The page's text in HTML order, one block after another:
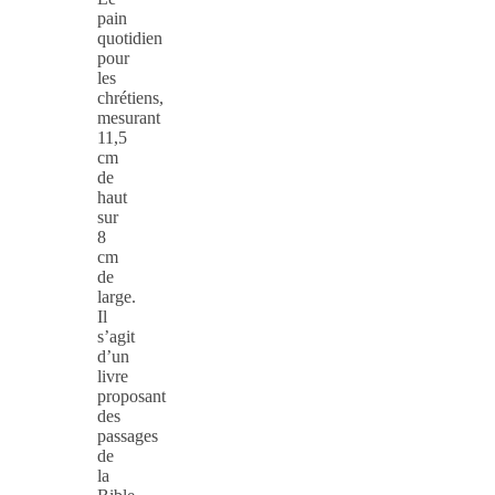
pain
quotidien
pour
les
chrétiens,
mesurant
11,5
cm
de
haut
sur
8
cm
de
large.
Il
s’agit
d’un
livre
proposant
des
passages
de
la